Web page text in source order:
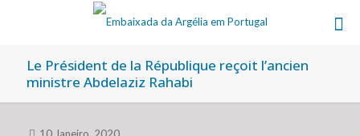
Le Président de la République reçoit l’ancien
ministre Abdelaziz Rahabi